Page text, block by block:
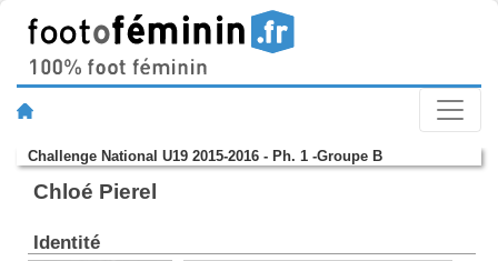
Challenge National U19 2015-2016 - Ph. 1 -Groupe B
Chloé Pierel
Identité